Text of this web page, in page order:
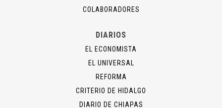
COLABORADORES
DIARIOS
EL ECONOMISTA
EL UNIVERSAL
REFORMA
CRITERIO DE HIDALGO
DIARIO DE CHIAPAS